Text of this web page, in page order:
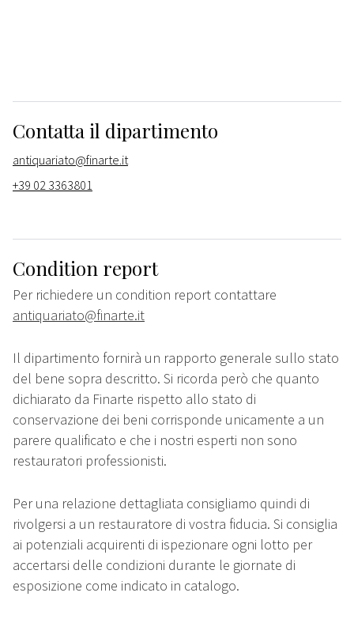
Contatta il dipartimento
antiquariato@finarte.it
+39 02 3363801
Condition report
Per richiedere un condition report contattare
antiquariato@finarte.it
Il dipartimento fornirà un rapporto generale sullo stato
del bene sopra descritto. Si ricorda però che quanto
dichiarato da Finarte rispetto allo stato di
conservazione dei beni corrisponde unicamente a un
parere qualificato e che i nostri esperti non sono
restauratori professionisti.
Per una relazione dettagliata consigliamo quindi di
rivolgersi a un restauratore di vostra fiducia. Si consiglia
ai potenziali acquirenti di ispezionare ogni lotto per
accertarsi delle condizioni durante le giornate di
esposizione come indicato in catalogo.